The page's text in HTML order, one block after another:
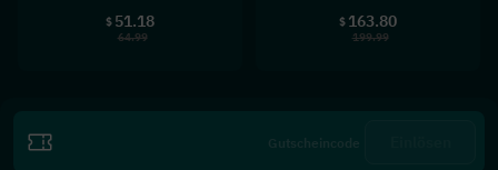
$ 51.18
64.99
$ 163.80
199.99